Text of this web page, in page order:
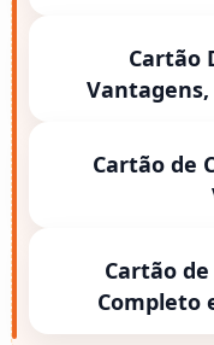
Cartão
Cartão de
Cartão
Completo